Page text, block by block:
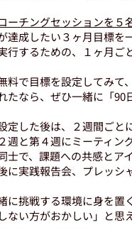
ーチングセッションを５
達成したい３ヶ月目標を
行するための、１ヶ月ご
料で目標を設定してみて
たなら、ぜひ一緒に「90
定した後は、２週間ごと
週と第４週にミーティン
士で、課題への共感とア
に実践報告会、プレッシ
に挑戦する環境に身を置
ない方がおかしい」と